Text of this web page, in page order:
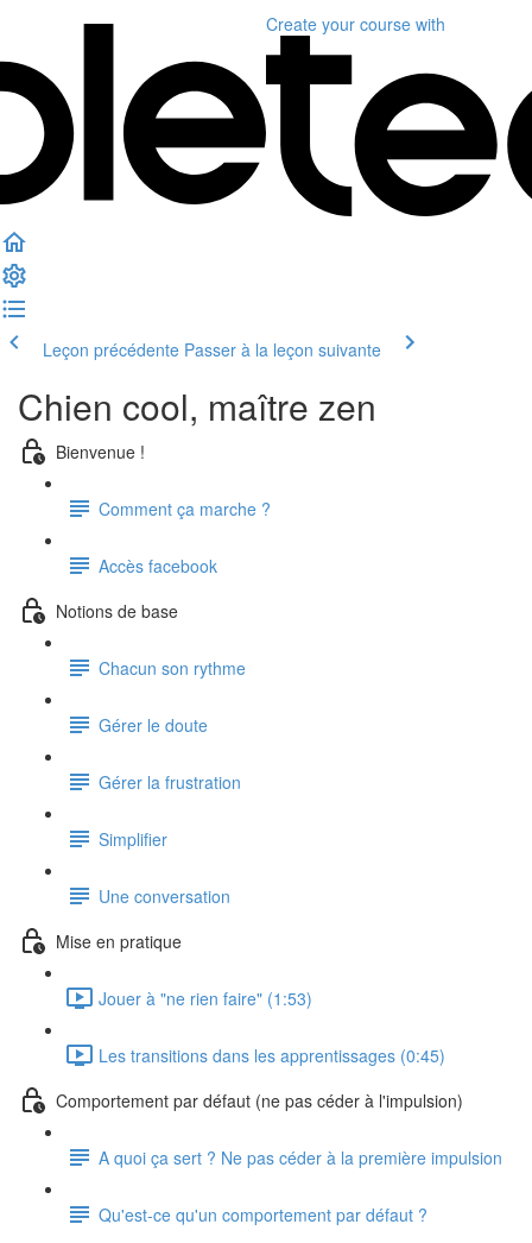
Create your course with
Leçon précédente Passer à la leçon suivante
Chien cool, maître zen
Bienvenue !
Comment ça marche ?
Accès facebook
Notions de base
Chacun son rythme
Gérer le doute
Gérer la frustration
Simplifier
Une conversation
Mise en pratique
Jouer à "ne rien faire" (1:53)
Les transitions dans les apprentissages (0:45)
Comportement par défaut (ne pas céder à l'impulsion)
A quoi ça sert ? Ne pas céder à la première impulsion
Qu'est-ce qu'un comportement par défaut ?